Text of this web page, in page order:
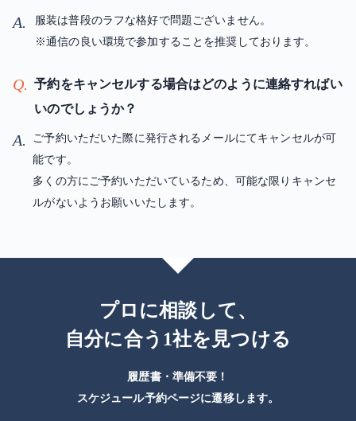
A.
服装は普段のラフな格好で問題ございません。
※通信の良い環境で参加することを推奨しております。
Q.
予約をキャンセルする場合はどのように連絡すればい
いのでしょうか？
A.
ご予約いただいた際に発行されるメールにてキャンセルが可
能です。
多くの方にご予約いただいているため、可能な限りキャンセ
ルがないようお願いいたします。
プロに相談して、
自分に合う1社を見つける
履歴書・準備不要！
スケジュール予約ページに遷移します。